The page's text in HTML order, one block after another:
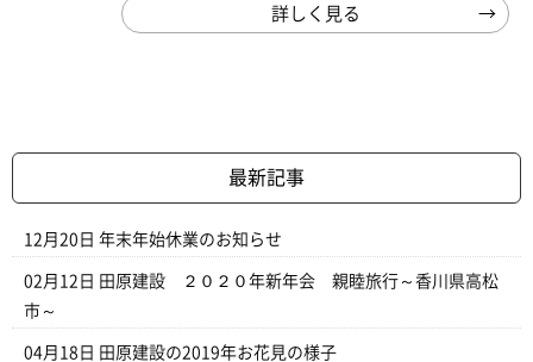
詳しく見る
最新記事
12月20日 年末年始休業のお知らせ
02月12日 田原建設 ２０２０年新年会 親睦旅行～香川県高松
市～
04月18日 田原建設の2019年お花見の様子